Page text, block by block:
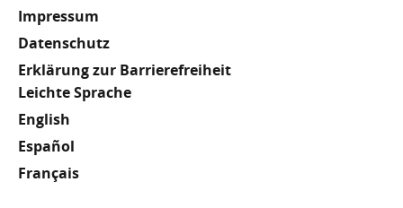
Impressum
Datenschutz
Erklärung zur Barrierefreiheit
Meta
Footer
Leichte Sprache
English
Español
Français